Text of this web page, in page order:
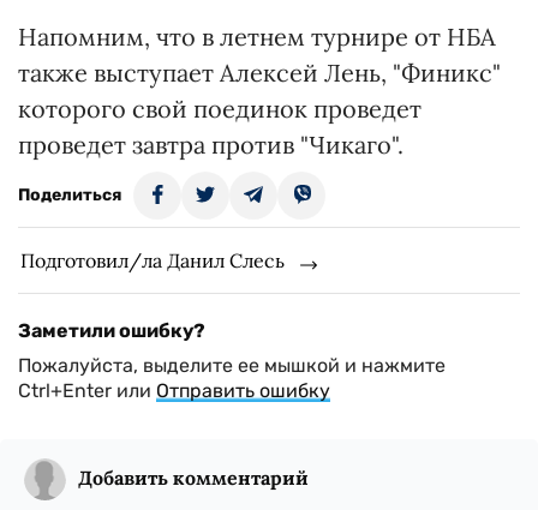
Напомним, что в летнем турнире от НБА
также выступает Алексей Лень, "Финикс"
которого свой поединок проведет
проведет завтра против "Чикаго".
Поделиться
Подготовил/ла Данил Слесь
Заметили ошибку?
Пожалуйста, выделите ее мышкой и нажмите
Ctrl+Enter или Отправить ошибку
Добавить комментарий